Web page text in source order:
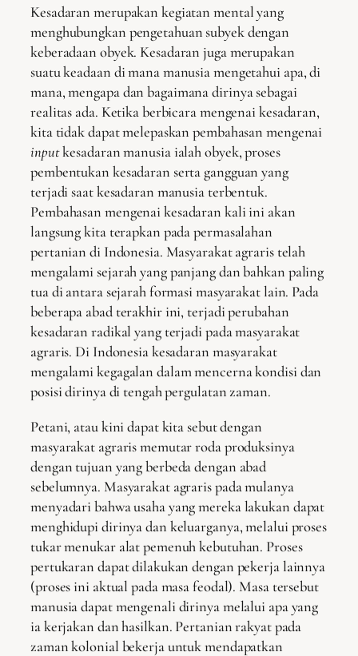
Kesadaran merupakan kegiatan mental yang
menghubungkan pengetahuan subyek dengan
keberadaan obyek. Kesadaran juga merupakan
suatu keadaan di mana manusia mengetahui apa, di
mana, mengapa dan bagaimana dirinya sebagai
realitas ada. Ketika berbicara mengenai kesadaran,
kita tidak dapat melepaskan pembahasan mengenai
inputkesadaran manusia ialah obyek, proses
pembentukan kesadaran serta gangguan yang
terjadi saat kesadaran manusia terbentuk.
Pembahasan mengenai kesadaran kali ini akan
langsung kita terapkan pada permasalahan
pertanian di Indonesia. Masyarakat agraris telah
mengalami sejarah yang panjang dan bahkan paling
tua di antara sejarah formasi masyarakat lain. Pada
beberapa abad terakhir ini, terjadi perubahan
kesadaran radikal yang terjadi pada masyarakat
agraris. Di Indonesia kesadaran masyarakat
mengalami kegagalan dalam mencerna kondisi dan
posisi dirinya di tengah pergulatan zaman.
Petani, atau kini dapat kita sebut dengan
masyarakat agraris memutar roda produksinya
dengan tujuan yang berbeda dengan abad
sebelumnya. Masyarakat agraris pada mulanya
menyadari bahwa usaha yang mereka lakukan dapat
menghidupi dirinya dan keluarganya, melalui proses
tukar menukar alat pemenuh kebutuhan. Proses
pertukaran dapat dilakukan dengan pekerja lainnya
(proses ini aktual pada masa feodal). Masa tersebut
manusia dapat mengenali dirinya melalui apa yang
ia kerjakan dan hasilkan. Pertanian rakyat pada
zaman kolonial bekerja untuk mendapatkan